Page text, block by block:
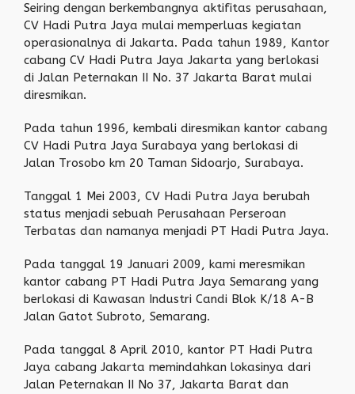
Seiring dengan berkembangnya aktifitas perusahaan,
CV Hadi Putra Jaya mulai memperluas kegiatan
operasionalnya di Jakarta. Pada tahun 1989, Kantor
cabang CV Hadi Putra Jaya Jakarta yang berlokasi
di Jalan Peternakan II No. 37 Jakarta Barat mulai
diresmikan.
Pada tahun 1996, kembali diresmikan kantor cabang
CV Hadi Putra Jaya Surabaya yang berlokasi di
Jalan Trosobo km 20 Taman Sidoarjo, Surabaya.
Tanggal 1 Mei 2003, CV Hadi Putra Jaya berubah
status menjadi sebuah Perusahaan Perseroan
Terbatas dan namanya menjadi PT Hadi Putra Jaya.
Pada tanggal 19 Januari 2009, kami meresmikan
kantor cabang PT Hadi Putra Jaya Semarang yang
berlokasi di Kawasan Industri Candi Blok K/18 A-B
Jalan Gatot Subroto, Semarang.
Pada tanggal 8 April 2010, kantor PT Hadi Putra
Jaya cabang Jakarta memindahkan lokasinya dari
Jalan Peternakan II No 37, Jakarta Barat dan